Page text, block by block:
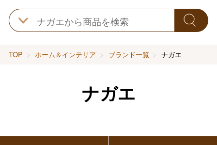
TOP ホーム＆インテリア ブランド一覧 ナガエ
ナガエ